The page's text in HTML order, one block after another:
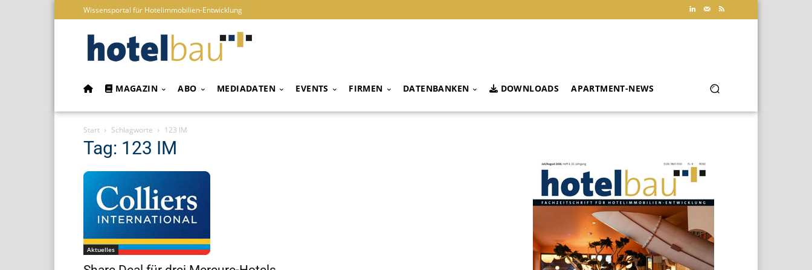
Wissensportal für Hotelimmobilien-Entwicklung
MAGAZIN ABO MEDIADATEN EVENTS FIRMEN DATENBANKEN DOWNLOADS APARTMENT-NEWS
Start Schlagworte 123 IM
Tag: 123 IM
Aktuelles